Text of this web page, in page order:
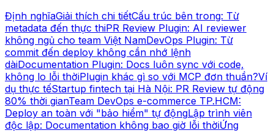
Định nghĩaGiải thích chi tiếtCấu trúc bên trong: Từ
metadata đến thực thiPR Review Plugin: AI reviewer
không ngủ cho team Việt NamDevOps Plugin: Từ
commit đến deploy không cần nhớ lệnh
dàiDocumentation Plugin: Docs luôn sync với code,
không lo lỗi thờiPlugin khác gì so với MCP đơn thuần?Ví
dụ thực tếStartup fintech tại Hà Nội: PR Review tự động
80% thời gianTeam DevOps e-commerce TP.HCM:
Deploy an toàn với "bảo hiểm" tự độngLập trình viên
độc lập: Documentation không bao giờ lỗi thờiỨng